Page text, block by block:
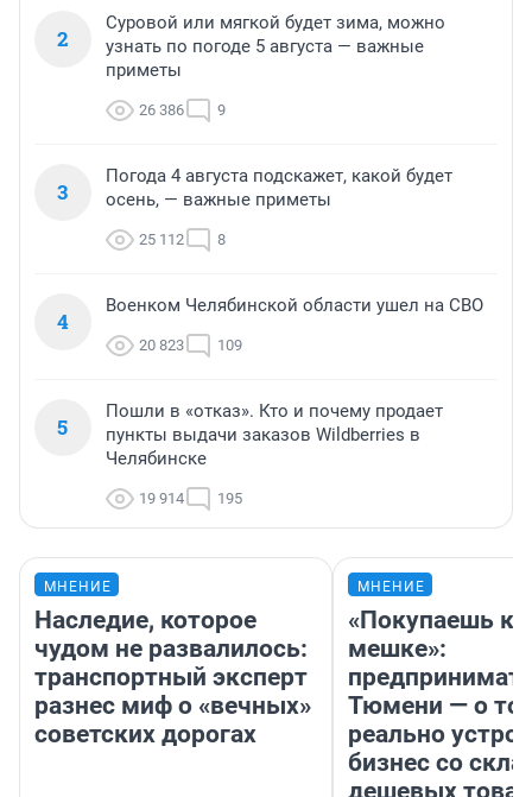
2
Суровой или мягкой будет зима, можно
узнать по погоде 5 августа — важные
приметы
26 386 9
3
Погода 4 августа подскажет, какой будет
осень, — важные приметы
25 112 8
4
Военком Челябинской области ушел на СВО
20 823 109
5
Пошли в «отказ». Кто и почему продает
пункты выдачи заказов Wildberries в
Челябинске
19 914 195
МНЕНИЕ
Наследие, которое
чудом не развалилось:
транспортный эксперт
разнес миф о «вечных»
советских дорогах
МНЕНИЕ
«Покупаешь
мешке»:
Тюмени — о
реально
бизнес со
дешевых